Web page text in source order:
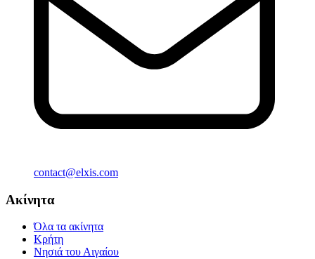
contact@elxis.com
Ακίνητα
Όλα τα ακίνητα
Κρήτη
Νησιά του Αιγαίου